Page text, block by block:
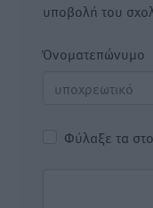
υποβολή του
Όνοματεπώνυμο
Φύλαξε τα